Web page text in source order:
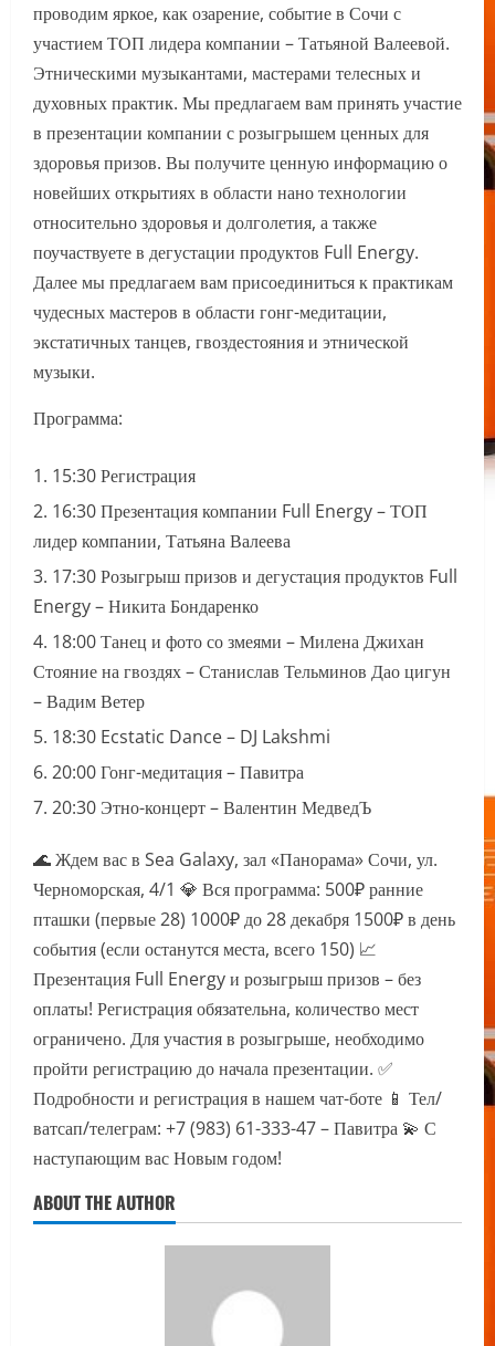
проводим яркое, как озарение, событие в Сочи с
участием ТОП лидера компании – Татьяной Валеевой.
Этническими музыкантами, мастерами телесных и
духовных практик. Мы предлагаем вам принять участие
в презентации компании с розыгрышем ценных для
здоровья призов. Вы получите ценную информацию о
новейших открытиях в области нано технологии
относительно здоровья и долголетия, а также
поучаствуете в дегустации продуктов Full Energy.
Далее мы предлагаем вам присоединиться к практикам
чудесных мастеров в области гонг-медитации,
экстатичных танцев, гвоздестояния и этнической
музыки.
Программа:
15:30 Регистрация
16:30 Презентация компании Full Energy – ТОП
лидер компании, Татьяна Валеева
17:30 Розыгрыш призов и дегустация продуктов Full
Energy – Никита Бондаренко
18:00 Танец и фото со змеями – Милена Джихан
Стояние на гвоздях – Станислав Тельминов Дао цигун
– Вадим Ветер
18:30 Ecstatic Dance – DJ Lakshmi
20:00 Гонг-медитация – Павитра
20:30 Этно-концерт – Валентин МедведЪ
🌊 Ждем вас в Sea Galaxy, зал «Панорама» Сочи, ул.
Черноморская, 4/1 💎 Вся программа: 500₽ ранние
пташки (первые 28) 1000₽ до 28 декабря 1500₽ в день
события (если останутся места, всего 150) 📈
Презентация Full Energy и розыгрыш призов – без
оплаты! Регистрация обязательна, количество мест
ограничено. Для участия в розыгрыше, необходимо
пройти регистрацию до начала презентации. ✅
Подробности и регистрация в нашем чат-боте 📱 Тел/
ватсап/телеграм: +7 (983) 61-333-47 – Павитра 💫 С
наступающим вас Новым годом!
ABOUT THE AUTHOR